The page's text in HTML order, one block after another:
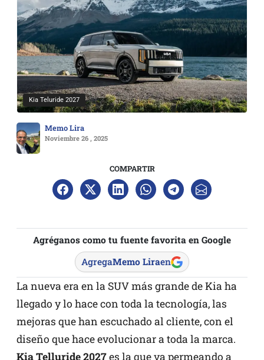
Kia Teluride 2027
Memo Lira
Noviembre 26 , 2025
COMPARTIR
Agréganos como tu fuente favorita en Google
AgregaMemo Liraen
La nueva era en la SUV más grande de Kia ha
llegado y lo hace con toda la tecnología, las
mejoras que han escuchado al cliente, con el
diseño que hace evolucionar a toda la marca.
Kia Telluride 2027es la que va permeando a